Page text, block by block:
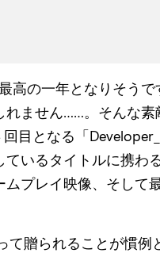
の一年となりそうで
れません……。そんな
目となる「
いるタイトルに携わ
プレイ映像、そして
て贈られることが慣例